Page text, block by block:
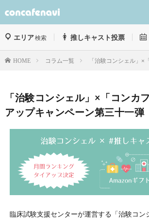
エリア検索 推しキャスト投票
HOME コラム一覧 「治験コンシェル」
「治験コンシェル」×「コンカ
アップキャンペーン第三十一弾
臨床試験支援センターが運営する「治験コン